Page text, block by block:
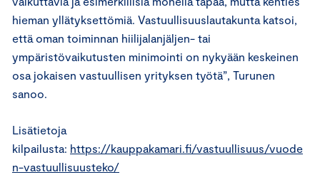
hieman yllätyksettömiä. Vastuullisuuslautakunta katsoi,
että oman toiminnan hiilijalanjäljen- tai
ympäristövaikutusten minimointi on nykyään keskeinen
osa jokaisen vastuullisen yrityksen työtä”, Turunen
sanoo.
Lisätietoja
kilpailusta: https://kauppakamari.fi/vastuullisuus/vuode
n-vastuullisuusteko/